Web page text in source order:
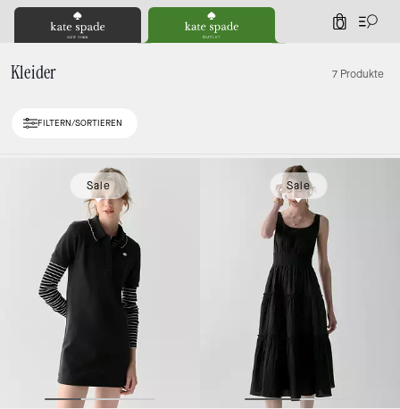
0
Kleider 7 Produkte
FILTERN/SORTIEREN
Sale Sale